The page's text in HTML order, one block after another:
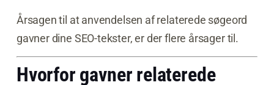
Årsagen til at anvendelsen af relaterede søgeord
gavner dine SEO-tekster, er der flere årsager til.
Hvorfor gavner relaterede